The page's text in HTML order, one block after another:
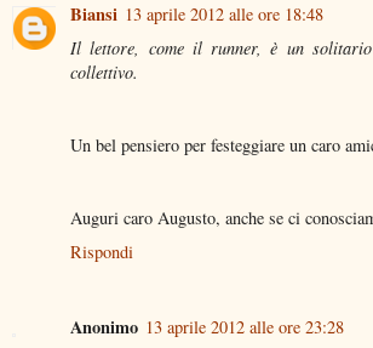
Biansi 13 aprile 2012 alle ore 18:48
Il lettore, come il runner, è un solitario
collettivo.
Un bel pensiero per festeggiare un caro
Auguri caro Augusto, anche se ci
Rispondi
Anonimo 13 aprile 2012 alle ore 23:28